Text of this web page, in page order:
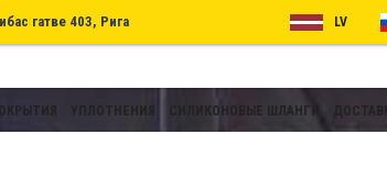
гатве 403, Рига LV
УПЛОТНЕНИЯ СИЛИКОНОВЫЕ ШЛАНГИ